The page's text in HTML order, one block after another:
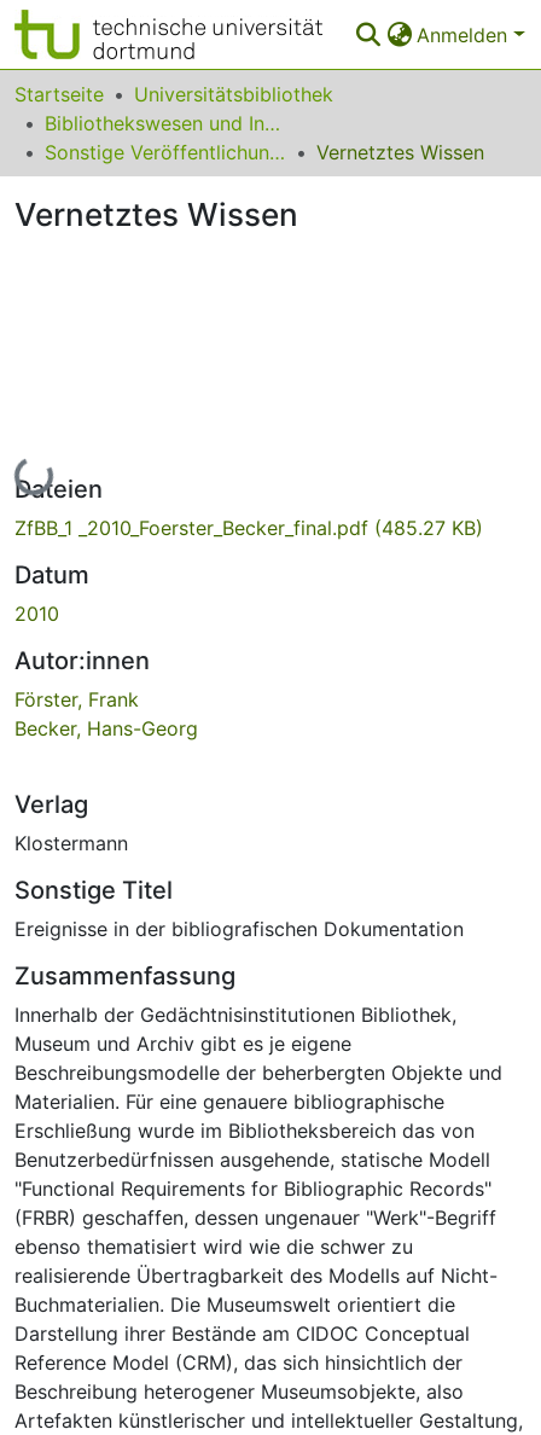
Anmelden
Bereiche & Sammlungen
Das gesamte Repositorium
Startseite
Universitätsbibliothek
Bibliothekswesen und Information
Sonstige Veröffentlichungen
Vernetztes Wissen
Vernetztes Wissen
Lade...
Dateien
ZfBB_1 _2010_Foerster_Becker_final.pdf (485.27 KB)
Datum
2010
Autor:innen
Förster, Frank
Becker, Hans-Georg
Verlag
Klostermann
Sonstige Titel
Ereignisse in der bibliografischen Dokumentation
Zusammenfassung
Innerhalb der Gedächtnisinstitutionen Bibliothek,
Museum und Archiv gibt es je eigene
Beschreibungsmodelle der beherbergten Objekte und
Materialien. Für eine genauere bibliographische
Erschließung wurde im Bibliotheksbereich das von
Benutzerbedürfnissen ausgehende, statische Modell
"Functional Requirements for Bibliographic Records"
(FRBR) geschaffen, dessen ungenauer "Werk"-Begriff
ebenso thematisiert wird wie die schwer zu
realisierende Übertragbarkeit des Modells auf Nicht-
Buchmaterialien. Die Museumswelt orientiert die
Darstellung ihrer Bestände am CIDOC Conceptual
Reference Model (CRM), das sich hinsichtlich der
Beschreibung heterogener Museumsobjekte, also
Artefakten künstlerischer und intellektueller Gestaltung,